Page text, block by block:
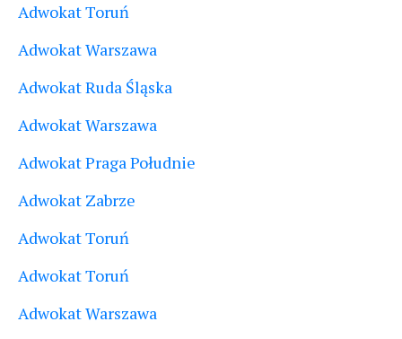
Adwokat Toruń
Adwokat Warszawa
Adwokat Ruda Śląska
Adwokat Warszawa
Adwokat Praga Południe
Adwokat Zabrze
Adwokat Toruń
Adwokat Toruń
Adwokat Warszawa